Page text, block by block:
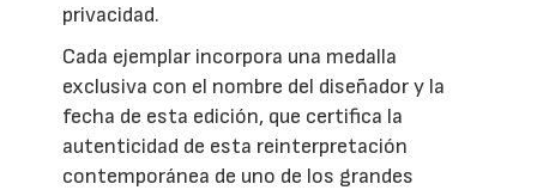
privacidad.
Cada ejemplar incorpora una medalla
exclusiva con el nombre del diseñador y la
fecha de esta edición, que certifica la
autenticidad de esta reinterpretación
contemporánea de uno de los grandes